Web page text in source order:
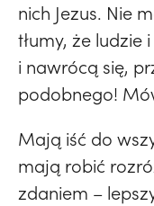
nich Jezus. Nie
tłumy, że ludzie
i nawrócą się,
podobnego!
Mają iść do
mają robić
zdaniem –